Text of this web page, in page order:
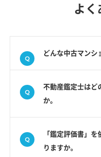
よく
どんな中古マンシ
不動産鑑定士はど
か。
「鑑定評価書」
りますか。